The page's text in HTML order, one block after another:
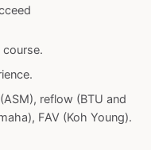
course.
reflow (BTU and
FAV (Koh Young).